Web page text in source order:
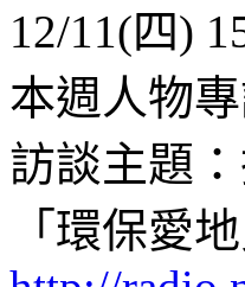
12/11(四)
本週人物
訪談主題
「環保愛